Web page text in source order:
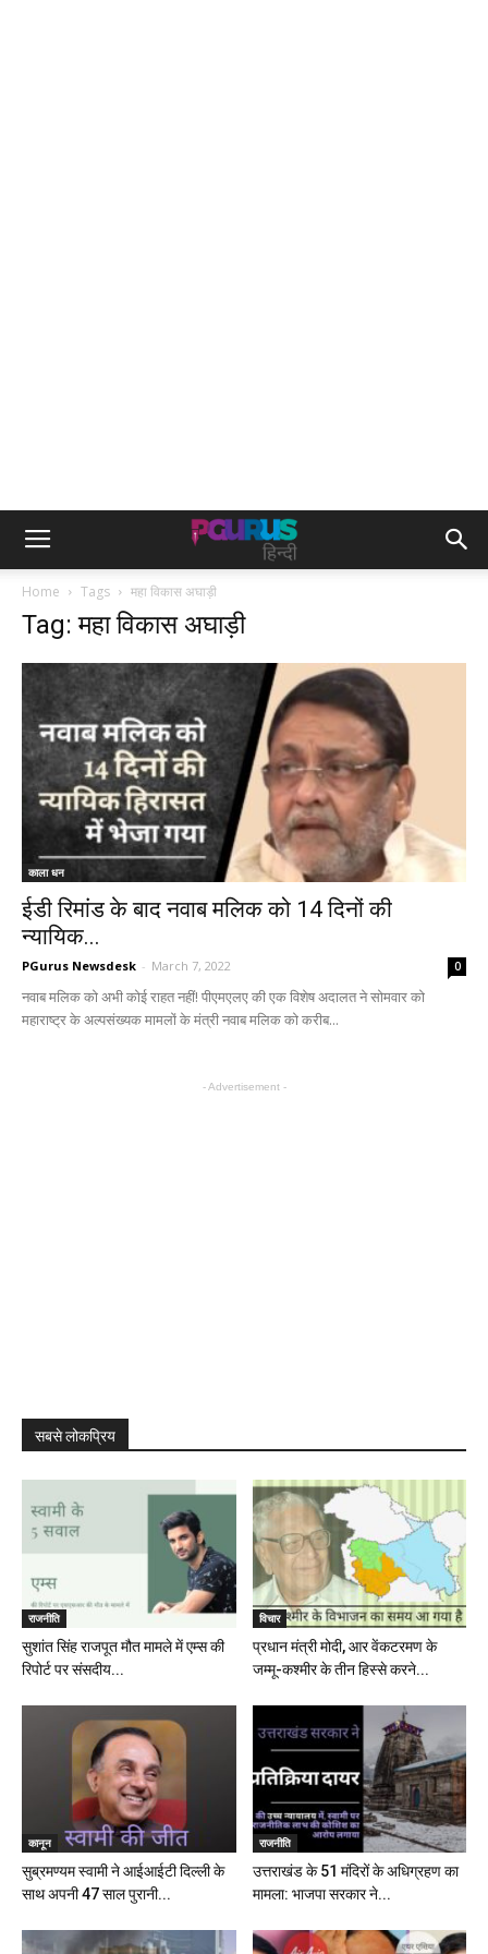
Home Tags महा विकास अघाड़ी
Tag: महा विकास अघाड़ी
काला धन
ईडी रिमांड के बाद नवाब मलिक को 14 दिनों की
न्यायिक...
PGurus Newsdesk - March 7, 2022 0
नवाब मलिक को अभी कोई राहत नहीं! पीएमएलए की एक विशेष अदालत ने सोमवार को
महाराष्ट्र के अल्पसंख्यक मामलों के मंत्री नवाब मलिक को करीब...
- Advertisement -
सबसे लोकप्रिय
राजनीति
सुशांत सिंह राजपूत मौत मामले में एम्स की
रिपोर्ट पर संसदीय...
विचार
प्रधान मंत्री मोदी, आर वेंकटरमण के
जम्मू-कश्मीर के तीन हिस्से करने...
कानून
सुब्रमण्यम स्वामी ने आईआईटी दिल्ली के
साथ अपनी 47 साल पुरानी...
राजनीति
उत्तराखंड के 51 मंदिरों के अधिग्रहण का
मामला: भाजपा सरकार ने...